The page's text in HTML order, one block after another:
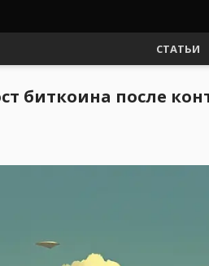
СТАТЬИ
биткоина после